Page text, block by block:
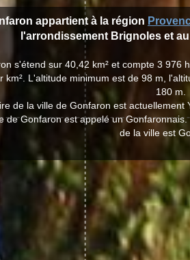
appartient à la région
l'arrondissement Brignoles et
s'étend sur 40,42 km² et compte 3
km². L'altitude minimum est de 98 m,
180 m.
de la ville de Gonfaron est actuellement
de Gonfaron est appelé un
de la ville est